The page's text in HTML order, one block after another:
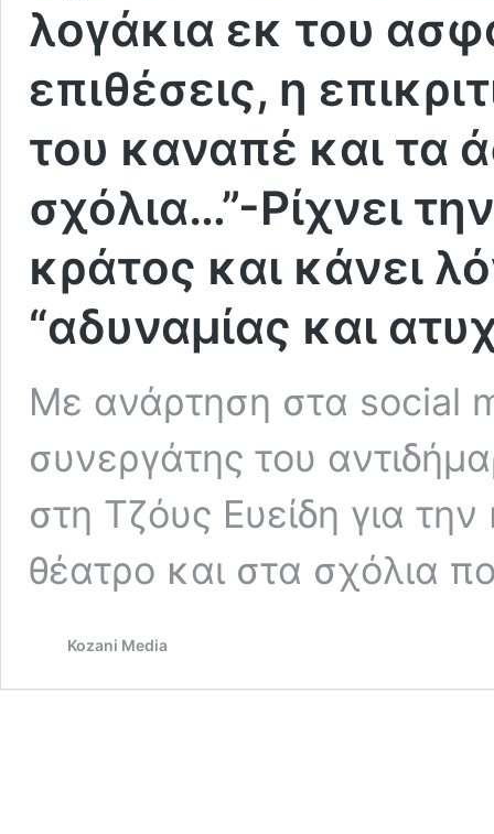
λογάκια εκ του
επιθέσεις, η
του καναπέ και τα
σχόλια…”-Ρίχνει
κράτος και κάνει
“αδυναμίας και
Με ανάρτηση στα social
συνεργάτης του
στη Τζόυς Ευείδη για
θέατρο και στα σχόλια
Kozani Media